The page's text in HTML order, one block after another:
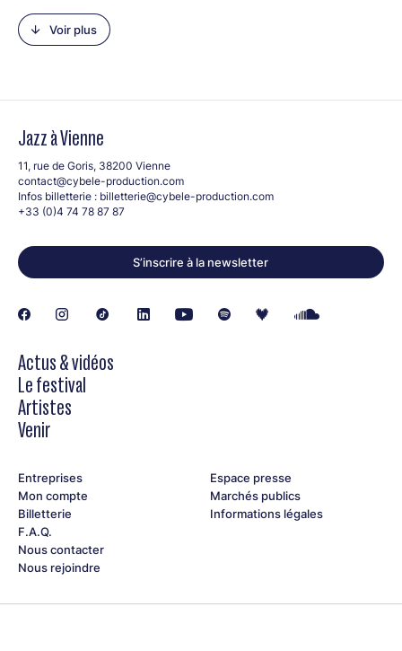
des percussions, des jouets, des instruments inventés et une
étonnante harmonie vocale. Joignant le geste à la parole, elles
font participer les enfants à leur univers sonore.
À partir de 5 ans
Voir plus
Jazz à Vienne
11, rue de Goris, 38200 Vienne
contact@cybele-production.com
Infos billetterie : billetterie@cybele-production.com
+33 (0)4 74 78 87 87
S’inscrire à la newsletter
Actus & vidéos
Le festival
Artistes
Venir
Entreprises
Mon compte
Billetterie
F.A.Q.
Nous contacter
Nous rejoindre
Espace presse
Marchés publics
Informations légales